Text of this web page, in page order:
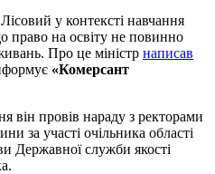
у контексті навчання
право на освіту не повинно
Про це міністр написав
«Комерсант
він провів нараду з ректорами
за участі очільника області
Державної служби якості